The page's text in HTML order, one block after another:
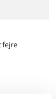
fejre